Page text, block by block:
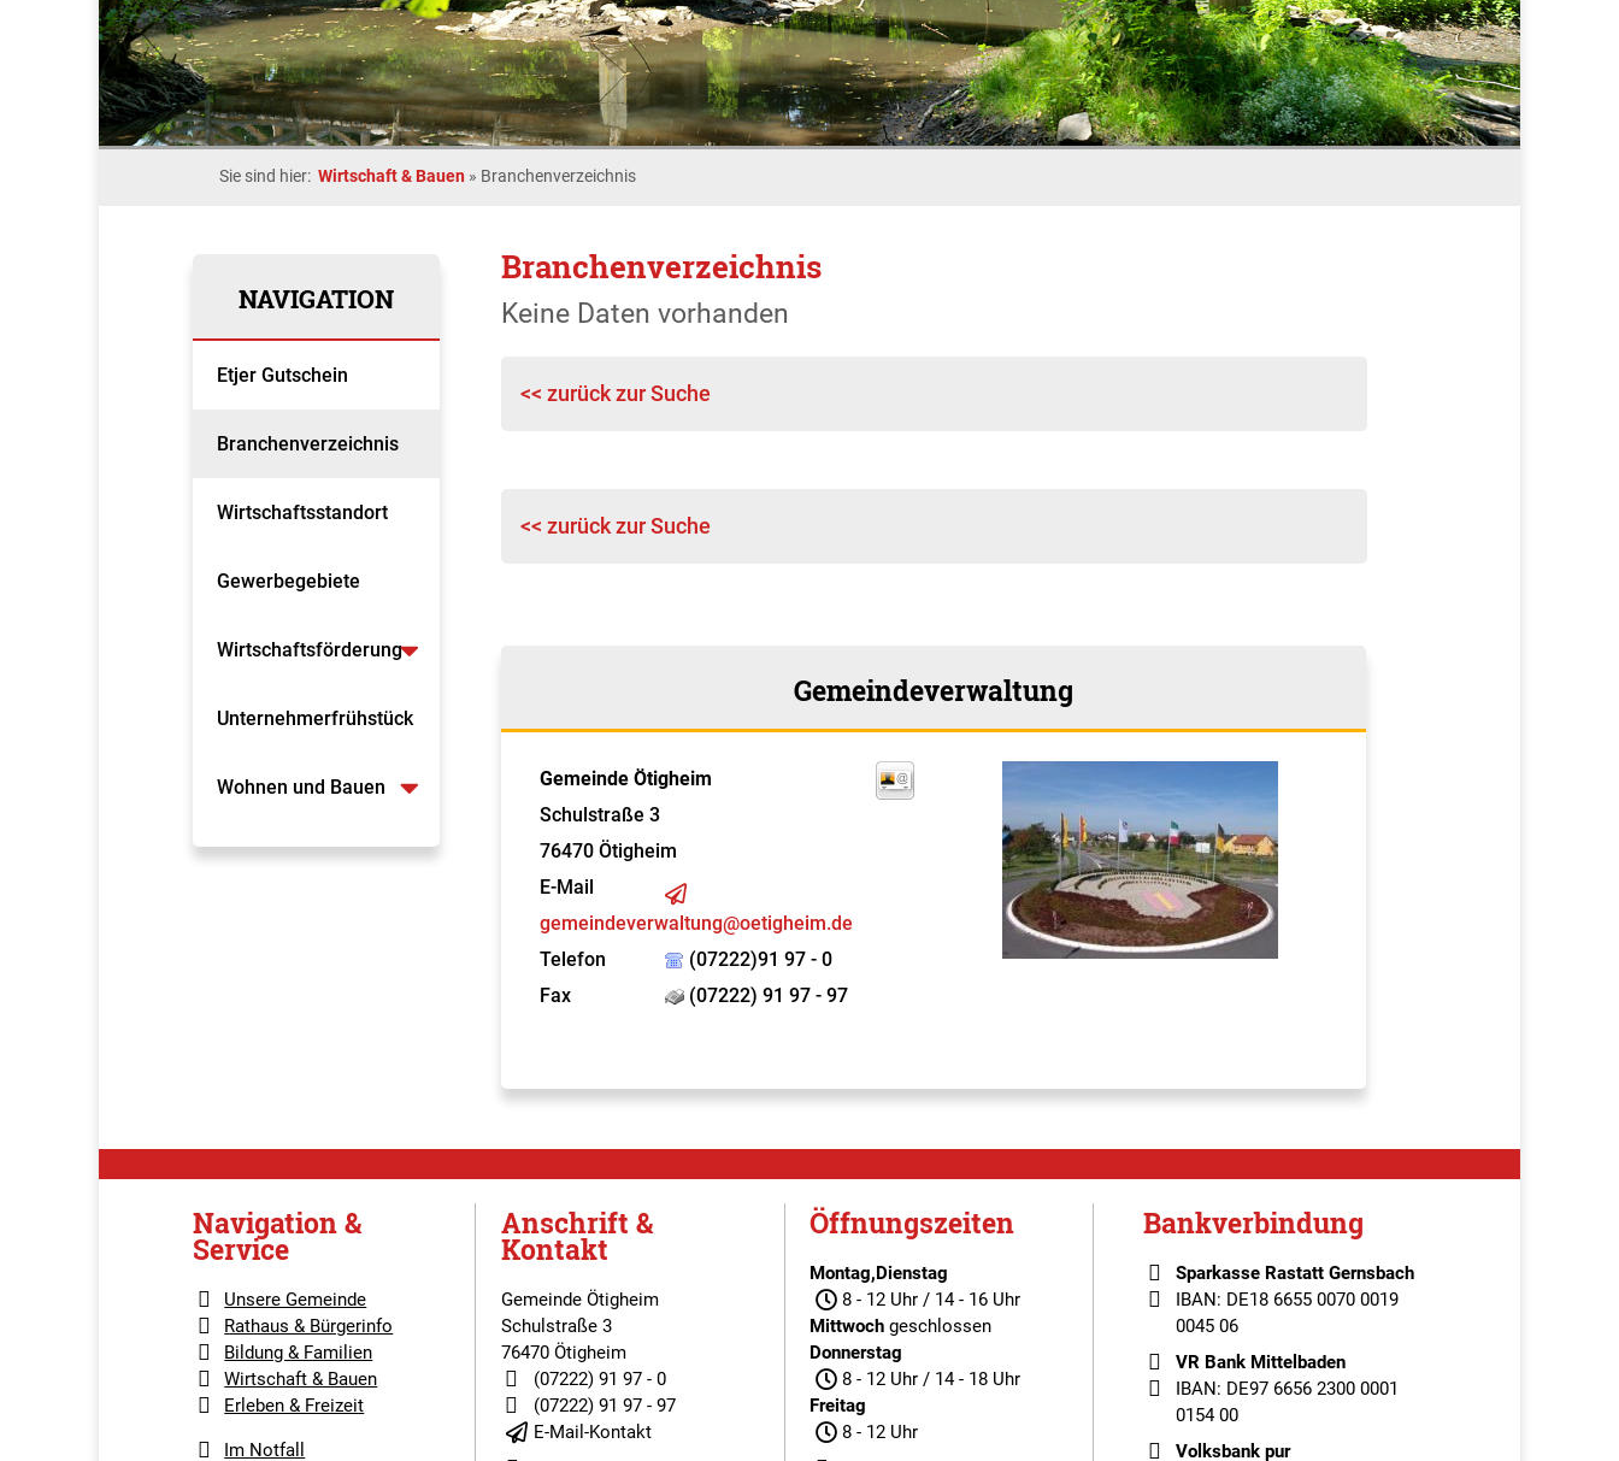
Sie sind hier: Wirtschaft & Bauen » Branchenverzeichnis
NAVIGATION
Etjer Gutschein
Branchenverzeichnis
Wirtschaftsstandort
Gewerbegebiete
Wirtschaftsförderung
Unternehmerfrühstück
Wohnen und Bauen
Branchenverzeichnis
Keine Daten vorhanden
<< zurück zur Suche
<< zurück zur Suche
Gemeindeverwaltung
Gemeinde Ötigheim
Schulstraße 3
76470 Ötigheim
E-Mail
gemeindeverwaltung@oetigheim.de
Telefon
(07222)91 97 - 0
Fax
(07222) 91 97 - 97
Navigation &
Service
Unsere Gemeinde
Rathaus & Bürgerinfo
Bildung & Familien
Wirtschaft & Bauen
Erleben & Freizeit
Im Notfall
Anschrift &
Kontakt
Gemeinde Ötigheim
Schulstraße 3
76470 Ötigheim
(07222) 91 97 - 0
(07222) 91 97 - 97
E-Mail-Kontakt
Öffnungszeiten
Montag,Dienstag
8 - 12 Uhr / 14 - 16 Uhr
Mittwoch geschlossen
Donnerstag
8 - 12 Uhr / 14 - 18 Uhr
Freitag
8 - 12 Uhr
Bankverbindung
Sparkasse Rastatt Gernsbach
IBAN: DE18 6655 0070 0019
0045 06
VR Bank Mittelbaden
IBAN: DE97 6656 2300 0001
0154 00
Volksbank pur